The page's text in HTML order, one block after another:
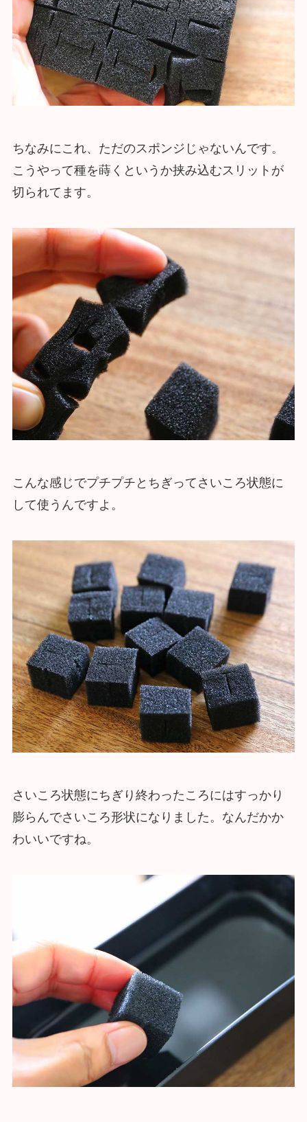
ちなみにこれ、ただのスポンジじゃないんです。
こうやって種を蒔くというか挟み込むスリットが
切られてます。
こんな感じでプチプチとちぎってさいころ状態に
して使うんですよ。
さいころ状態にちぎり終わったころにはすっかり
膨らんでさいころ形状になりました。なんだかか
わいいですね。